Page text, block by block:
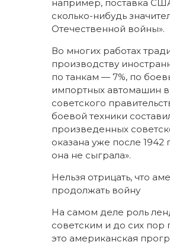
например, поставка
сколько-нибудь
Отечественной войны».
Во многих работах
производству
по танкам — 7%, по
импортных автомашин
советского
боевой техники
произведенных
оказана уже после
она не сыграла».
Нельзя отрицать, что
продолжать войну
На самом деле роль
советским и до сих
это американская